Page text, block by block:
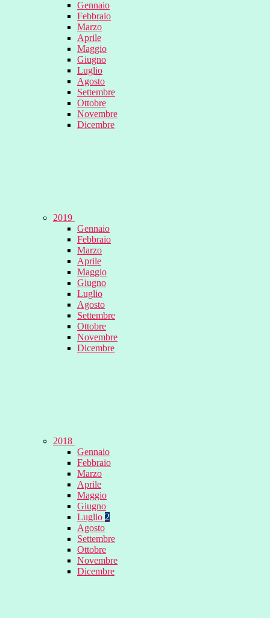
Gennaio
Febbraio
Marzo
Aprile
Maggio
Giugno
Luglio
Agosto
Settembre
Ottobre
Novembre
Dicembre
2019
Gennaio
Febbraio
Marzo
Aprile
Maggio
Giugno
Luglio
Agosto
Settembre
Ottobre
Novembre
Dicembre
2018
Gennaio
Febbraio
Marzo
Aprile
Maggio
Giugno
Luglio 2
Agosto
Settembre
Ottobre
Novembre
Dicembre